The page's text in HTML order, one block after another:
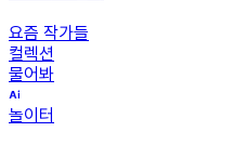
요즘 작가들
컬렉션
물어봐
놀이터